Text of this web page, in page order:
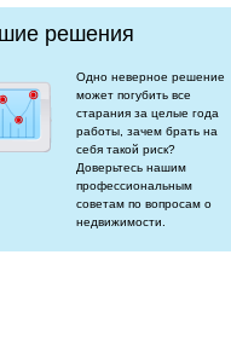
решения
Одно неверное решение
может погубить все
старания за целые года
работы, зачем брать на
себя такой риск?
Доверьтесь нашим
профессиональным
советам по вопросам о
недвижимости.